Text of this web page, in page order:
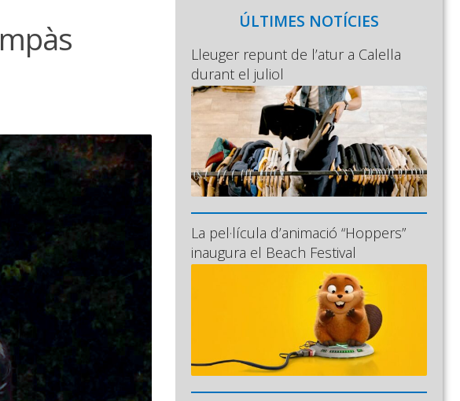
ÚLTIMES NOTÍCIES
Lleuger repunt de l’atur a Calella
durant el juliol
La pel·lícula d’animació “Hoppers”
inaugura el Beach Festival